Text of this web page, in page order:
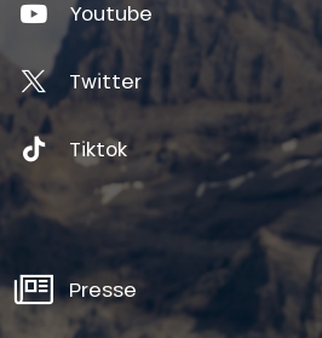
Youtube
Twitter
Tiktok
Presse